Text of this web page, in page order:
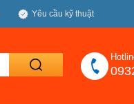
Yêu cầu kỹ thuật
Tìm